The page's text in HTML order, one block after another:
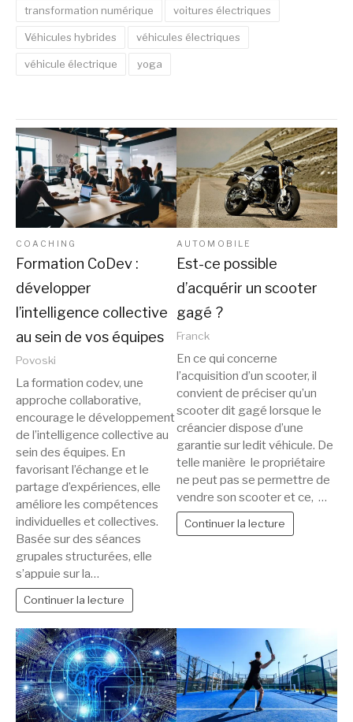
transformation numérique voitures électriques
Véhicules hybrides véhicules électriques
véhicule électrique yoga
COACHING
Formation CoDev :
développer
l’intelligence collective
au sein de vos équipes
Povoski
La formation codev, une
approche collaborative,
encourage le développement
de l’intelligence collective au
sein des équipes. En
favorisant l’échange et le
partage d’expériences, elle
améliore les compétences
individuelles et collectives.
Basée sur des séances
grupales structurées, elle
s’appuie sur la…
Continuer la lecture
AUTOMOBILE
Est-ce possible
d’acquérir un scooter
gagé ?
Franck
En ce qui concerne
l’acquisition d’un scooter, il
convient de préciser qu’un
scooter dit gagé lorsque le
créancier dispose d’une
garantie sur ledit véhicule. De
telle manière le propriétaire
ne peut pas se permettre de
vendre son scooter et ce, …
Continuer la lecture